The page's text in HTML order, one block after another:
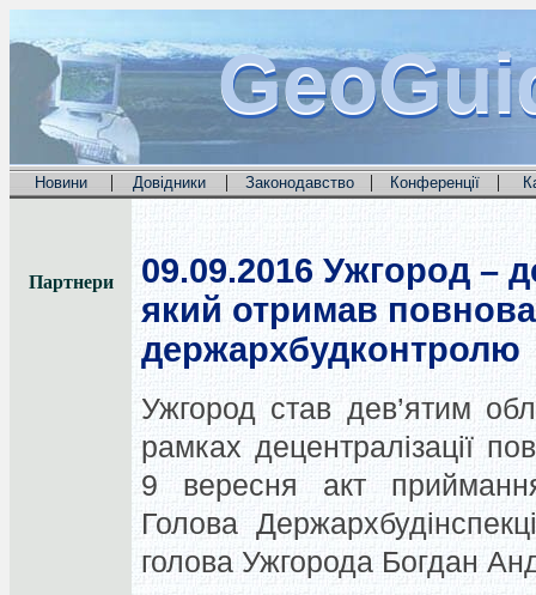
Новини | Довідники | Законодавство | Конференції |
Партнери 09.09.2016 Ужгород –
який отримав
держархбудконтролю
Ужгород став дев’ятим
рамках децентралізації
9 вересня акт
Голова
голова Ужгорода Богдан